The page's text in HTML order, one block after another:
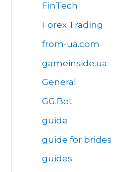
FinTech
Forex Trading
from-ua.com
gameinside.ua
General
GG.Bet
guide
guide for brides
guides